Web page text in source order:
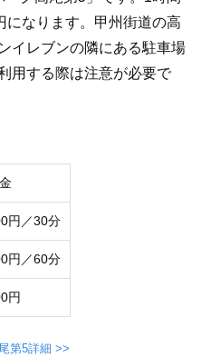
になります。甲州街道の高
イレブンの隣にある駐車場
用する際は注意が必要で
円／30分
円／60分
円
第5詳細 >>